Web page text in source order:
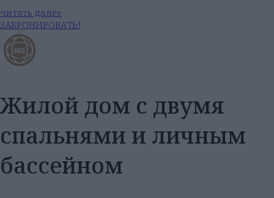
читать далее
ЗАБРОНИРОВАТЬ!
Жилой дом с двумя
спальнями и личным
бассейном